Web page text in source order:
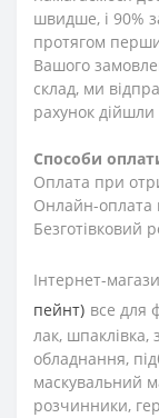
швидше, і 90%
протягом
Вашого
склад, ми
рахунок
Способи
Оплата при
Онлайн-оплата
Безготівковий
Інтернет-
пейнт) все для
лак, шпаклівка,
обладнання,
маскувальний
розчинники,